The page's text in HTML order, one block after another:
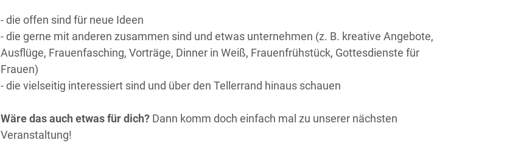
- die offen sind für neue Ideen
- die gerne mit anderen zusammen sind und etwas unternehmen (z. B. kreative Angebote,
Ausflüge, Frauenfasching, Vorträge, Dinner in Weiß, Frauenfrühstück, Gottesdienste für
Frauen)
- die vielseitig interessiert sind und über den Tellerrand hinaus schauen
Wäre das auch etwas für dich? Dann komm doch einfach mal zu unserer nächsten
Veranstaltung!